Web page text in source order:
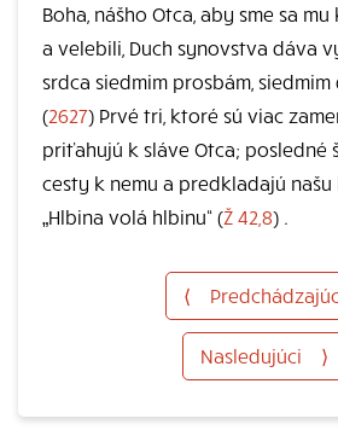
Boha, nášho Otca, aby sme sa
a velebili, Duch synovstva dáva
srdca siedmim prosbám,
(2627) Prvé tri, ktoré sú viac
priťahujú k sláve Otca; posledné
cesty k nemu a predkladajú
„Hlbina volá hlbinu“ (Ž 42,8) .
⟨
Nasledujúci ⟩